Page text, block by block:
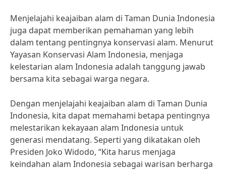
Menjelajahi keajaiban alam di Taman Dunia Indonesia
juga dapat memberikan pemahaman yang lebih
dalam tentang pentingnya konservasi alam. Menurut
Yayasan Konservasi Alam Indonesia, menjaga
kelestarian alam Indonesia adalah tanggung jawab
bersama kita sebagai warga negara.
Dengan menjelajahi keajaiban alam di Taman Dunia
Indonesia, kita dapat memahami betapa pentingnya
melestarikan kekayaan alam Indonesia untuk
generasi mendatang. Seperti yang dikatakan oleh
Presiden Joko Widodo, “Kita harus menjaga
keindahan alam Indonesia sebagai warisan berharga